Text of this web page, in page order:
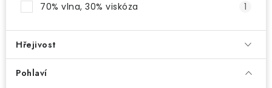
70% vlna, 30% viskóza
1
Hřejivost
Pohlaví